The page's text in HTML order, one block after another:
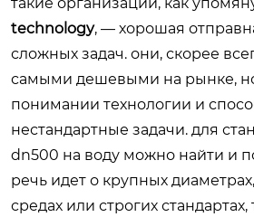
technology, — хорошая
сложных задач. они, скорее
самыми дешевыми на рынке,
понимании технологии и
нестандартные задачи. для
dn500 на воду можно найти и
речь идет о крупных
средах или строгих